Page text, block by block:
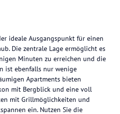
ideale Ausgangspunkt für einen
Die zentrale Lage ermöglicht es
Minuten zu erreichen und die
ist ebenfalls nur wenige
Apartments bieten
mit Bergblick und eine voll
mit Grillmöglichkeiten und
ein. Nutzen Sie die